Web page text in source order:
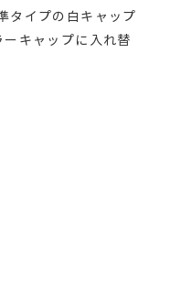
タイプの白キャップ
キャップに入れ替